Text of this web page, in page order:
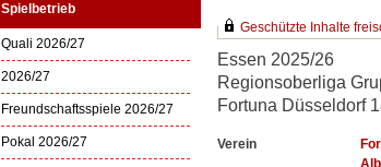
Spielbetrieb
Quali 2026/27
2026/27
Freundschaftsspiele 2026/27
Pokal 2026/27
Geschützte Inhalte
Essen 2025/26
Regionsoberliga
Fortuna Düsseldorf
Verein